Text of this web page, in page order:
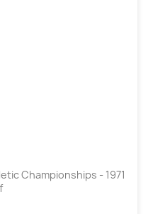
Championships - 1971